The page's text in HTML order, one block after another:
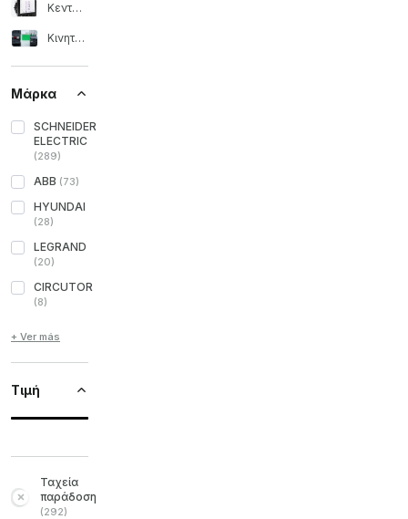
Κεντρικές ελέγχου
Κινητήρας προστασίας και ρελέ
Μάρκα
SCHNEIDER
ELECTRIC
(289)
ABB (73)
HYUNDAI
(28)
LEGRAND
(20)
CIRCUTOR
(8)
+ Ver más
Τιμή
Ταχεία
παράδοση
(292)